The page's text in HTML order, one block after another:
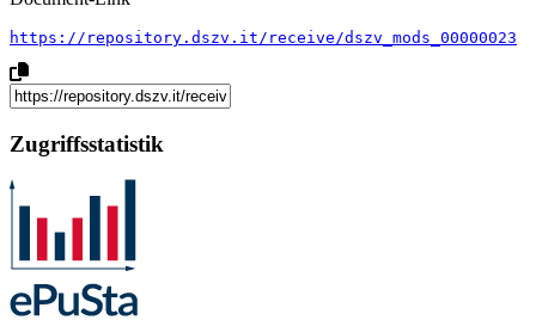
https://repository.dszv.it/receive/dszv_mods_00000023
Zugriffsstatistik